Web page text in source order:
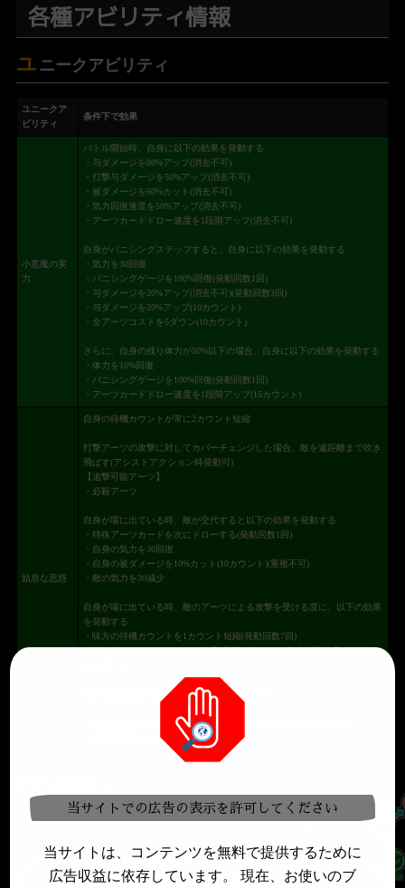
各種アビリティ情報
ユ ニークアビリティ
ユニークア
ビリティ
条件下で効果
小悪魔の実
力
バトル開始時、自身に以下の効果を発動する
・与ダメージを80%アップ(消去不可)
・打撃与ダメージを50%アップ(消去不可)
・被ダメージを60%カット(消去不可)
・気力回復速度を50%アップ(消去不可)
・アーツカードドロー速度を1段階アップ(消去不可)
自身がバニシングステップすると、自身に以下の効果を発動する
・気力を30回復
・バニシングゲージを100%回復(発動回数1回)
・与ダメージを20%アップ(消去不可)(発動回数3回)
・与ダメージを20%アップ(10カウント)
・全アーツコストを5ダウン(10カウント)
さらに、自身の残り体力が50%以下の場合、自身に以下の効果を発動する
・体力を10%回復
・バニシングゲージを100%回復(発動回数1回)
・アーツカードドロー速度を1段階アップ(15カウント)
姑息な思惑
自身の待機カウントが常に2カウント短縮
打撃アーツの攻撃に対してカバーチェンジした場合、敵を遠距離まで吹き
飛ばす(アシストアクション時発動可)
【追撃可能アーツ】
・必殺アーツ
自身が場に出ている時、敵が交代すると以下の効果を発動する
・特殊アーツカードを次にドローする(発動回数1回)
・自身の気力を30回復
・自身の被ダメージを10%カット(10カウント)(重複不可)
・敵の気力を30減少
自身が場に出ている時、敵のアーツによる攻撃を受ける度に、以下の効果
を発動する
・味方の待機カウントを1カウント短縮(発動回数7回)
・敵に「アーツカードドロー速度1段階ダウン」の能力低下効果を与える
自身が控えに戻る際に、以下の効果を発動する
・自身の手札が3枚以下の場合、カードをランダムに1枚ドローする
・味方の気力を30回復
「バトルメンバー」にいると「出撃メンバー」に効果がある。限界突破★3、6、7+で効果が
GRNキャウェイを強化できるZアビリティまと
当サイトでの広告の表示を許可してください
当サイトは、コンテンツを無料で提供するために
広告収益に依存しています。 現在、お使いのブ